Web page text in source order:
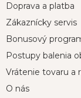
Doprava a platba
Zákaznícky servis
Bonusový
Postupy balenia
Vrátenie tovaru a
O nás